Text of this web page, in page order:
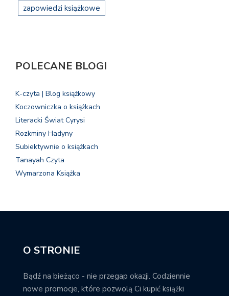
zapowiedzi książkowe
POLECANE BLOGI
K-czyta | Blog książkowy
Koczowniczka o książkach
Literacki Świat Cyrysi
Rozkminy Hadyny
Subiektywnie o książkach
Tanayah Czyta
Wymarzona Książka
O STRONIE
Bądź na bieżąco - nie przegap okazji. Codziennie
nowe promocje, które pozwolą Ci kupić książki